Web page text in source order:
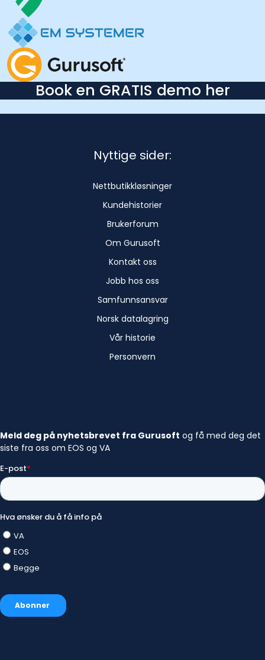
Book en GRATIS demo her
Nyttige sider:
Nettbutikkløsninger
Kundehistorier
Brukerforum
Om Gurusoft
Kontakt oss
Jobb hos oss
Samfunnsansvar
Norsk datalagring
Vår historie
Personvern